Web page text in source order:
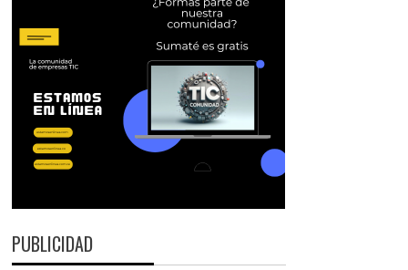
PUBLICIDAD